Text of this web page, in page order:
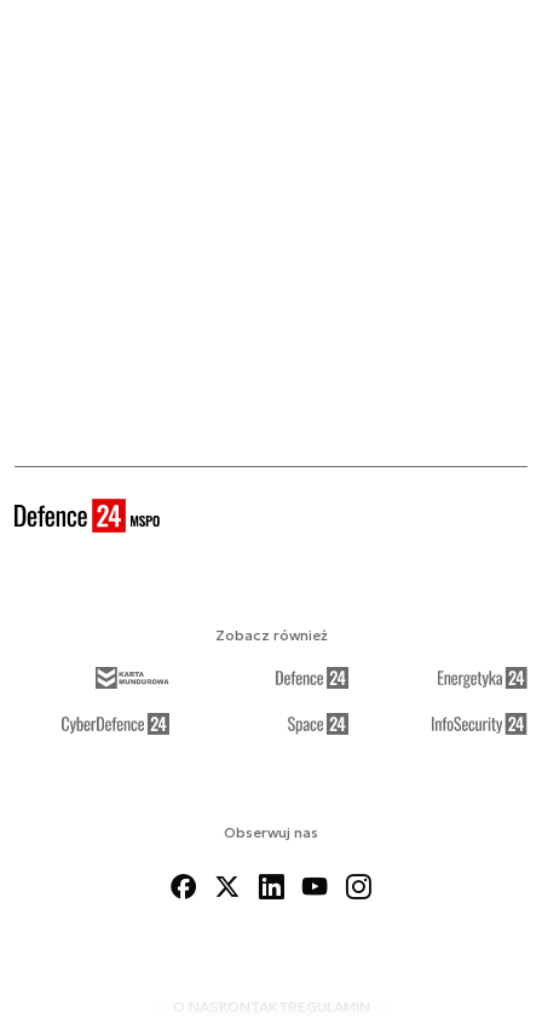
Obserwuj nas
O NAS KONTAKTREGULAMIN
Zobacz również